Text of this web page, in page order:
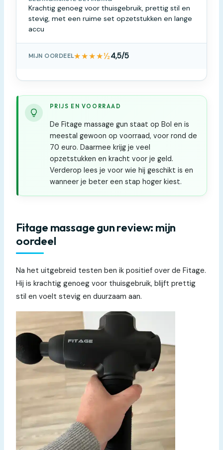
Krachtig genoeg voor thuisgebruik, prettig stil en
stevig, met een ruime set opzetstukken en lange
accu
MIJN OORDEEL★★★★½4,5/5
PRIJS EN VOORRAAD
De Fitage massage gun staat op Bol en is
meestal gewoon op voorraad, voor rond de
70 euro. Daarmee krijg je veel
opzetstukken en kracht voor je geld.
Verderop lees je voor wie hij geschikt is en
wanneer je beter een stap hoger kiest.
Fitage massage gun review: mijn
oordeel
Na het uitgebreid testen ben ik positief over de Fitage.
Hij is krachtig genoeg voor thuisgebruik, blijft prettig
stil en voelt stevig en duurzaam aan.